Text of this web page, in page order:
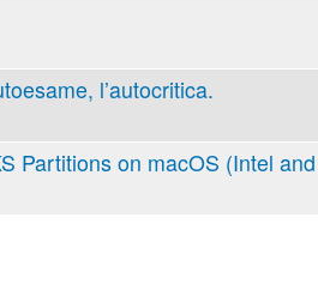
l’autocritica.
Partitions on macOS (Intel